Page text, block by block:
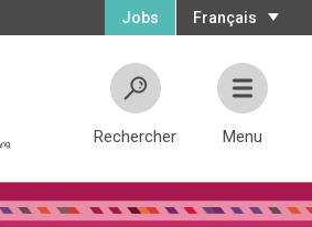
Français
Jobs
Rechercher Menu